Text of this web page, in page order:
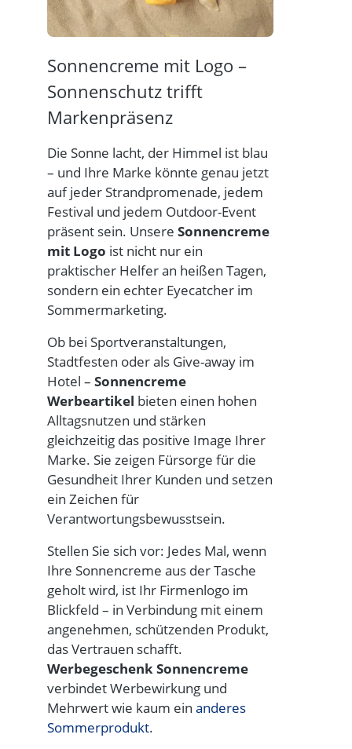
Sonnencreme mit Logo –
Sonnenschutz trifft
Markenpräsenz
Die Sonne lacht, der Himmel ist blau
– und Ihre Marke könnte genau jetzt
auf jeder Strandpromenade, jedem
Festival und jedem Outdoor-Event
präsent sein. Unsere Sonnencreme
mit Logo ist nicht nur ein
praktischer Helfer an heißen Tagen,
sondern ein echter Eyecatcher im
Sommermarketing.
Ob bei Sportveranstaltungen,
Stadtfesten oder als Give-away im
Hotel – Sonnencreme
Werbeartikel bieten einen hohen
Alltagsnutzen und stärken
gleichzeitig das positive Image Ihrer
Marke. Sie zeigen Fürsorge für die
Gesundheit Ihrer Kunden und setzen
ein Zeichen für
Verantwortungsbewusstsein.
Stellen Sie sich vor: Jedes Mal, wenn
Ihre Sonnencreme aus der Tasche
geholt wird, ist Ihr Firmenlogo im
Blickfeld – in Verbindung mit einem
angenehmen, schützenden Produkt,
das Vertrauen schafft.
Werbegeschenk Sonnencreme
verbindet Werbewirkung und
Mehrwert wie kaum ein anderes
Sommerprodukt.